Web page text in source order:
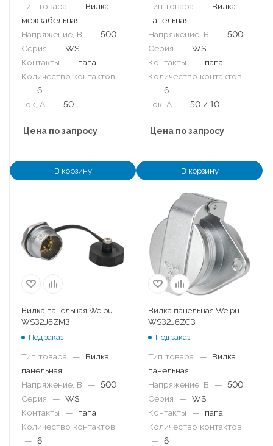
Тип товара —
Вилка
межкабельная
Напряжение, В
— 500
Серия
— WS
Контакты
—
папа
Количество контактов
— 6
Ток, А
— 50
Цена по запросу
В корзину
Тип товара —
Вилка
панельная
Напряжение, В
— 500
Серия
— WS
Контакты
—
папа
Количество контактов
— 6
Ток, А
— 50 / 10
Цена по запросу
В корзину
Вилка панельная Weipu
WS32J6ZM3
Под заказ
Тип товара —
Вилка
панельная
Напряжение, В
— 500
Серия
— WS
Контакты
—
папа
Количество контактов
— 6
Вилка панельная Weipu
WS32J6ZG3
Под заказ
Тип товара —
Вилка
панельная
Напряжение, В
— 500
Серия
— WS
Контакты
—
папа
Количество контактов
— 6